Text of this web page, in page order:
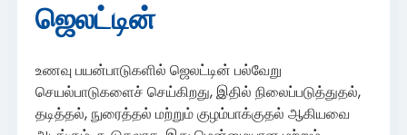
ஜெலட்டின்
உணவு பயன்பாடுகளில் ஜெலட்டின் பல்வேறு
செயல்பாடுகளைச் செய்கிறது, இதில் நிலைப்படுத்துதல்,
தடித்தல், நுரைத்தல் மற்றும் குழம்பாக்குதல் ஆகியவை